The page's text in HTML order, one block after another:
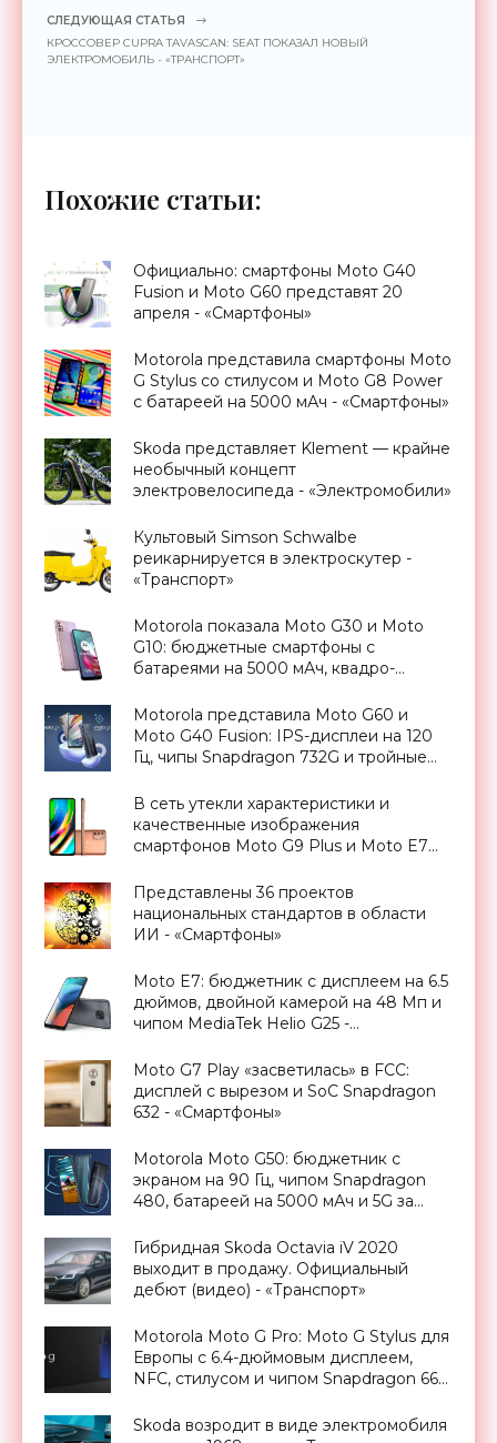
СЛЕДУЮЩАЯ СТАТЬЯ
КРОССОВЕР CUPRA TAVASCAN: SEAT ПОКАЗАЛ НОВЫЙ
ЭЛЕКТРОМОБИЛЬ - «ТРАНСПОРТ»
Похожие статьи:
Официально: смартфоны Moto G40
Fusion и Moto G60 представят 20
апреля - «Смартфоны»
Motorola представила смартфоны Moto
G Stylus со стилусом и Moto G8 Power
с батареей на 5000 мАч - «Смартфоны»
Skoda представляет Klement — крайне
необычный концепт
электровелосипеда - «Электромобили»
Культовый Simson Schwalbe
реикарнируется в электроскутер -
«Транспорт»
Motorola показала Moto G30 и Moto
G10: бюджетные смартфоны с
батареями на 5000 мАч, квадро-
«Смартфоны»
Motorola представила Moto G60 и
Moto G40 Fusion: IPS-дисплеи на 120
Гц, чипы Snapdragon 732G и тройные
В сеть утекли характеристики и
качественные изображения
смартфонов Moto G9 Plus и Moto E7
Представлены 36 проектов
национальных стандартов в области
ИИ - «Смартфоны»
Moto E7: бюджетник с дисплеем на 6.5
дюймов, двойной камерой на 48 Мп и
чипом MediaTek Helio G25 -
Moto G7 Play «засветилась» в FCC:
дисплей с вырезом и SoC Snapdragon
632 - «Смартфоны»
Motorola Moto G50: бюджетник с
экраном на 90 Гц, чипом Snapdragon
480, батареей на 5000 мАч и 5G за
Гибридная Skoda Octavia iV 2020
выходит в продажу. Официальный
дебют (видео) - «Транспорт»
Motorola Moto G Pro: Moto G Stylus для
Европы с 6.4-дюймовым дисплеем,
NFC, стилусом и чипом Snapdragon 665
Skoda возродит в виде электромобиля